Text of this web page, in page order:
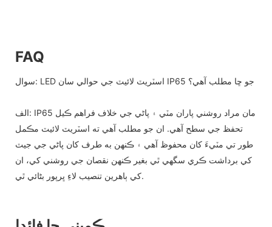
FAQ
سوال: LED اسٽريٽ لائيٽ جي حوالي سان IP65 جو ڇا مطلب آهي؟
الف: IP65 مان مراد روشني پاران مٽي ۽ پاڻي جي خلاف فراهم ڪيل
تحفظ جي سطح آهي. ان جو مطلب آهي ته اسٽريٽ لائيٽ مڪمل
طور تي مٽيءَ کان محفوظ آهي ۽ ڪنهن به طرف کان پاڻي جي جيٽ
کي برداشت ڪري سگهي ٿي بغير ڪنهن نقصان جي روشني کي، ان
کي ٻاهرين تنصيب لاءِ ڀرپور بڻائي ٿي.